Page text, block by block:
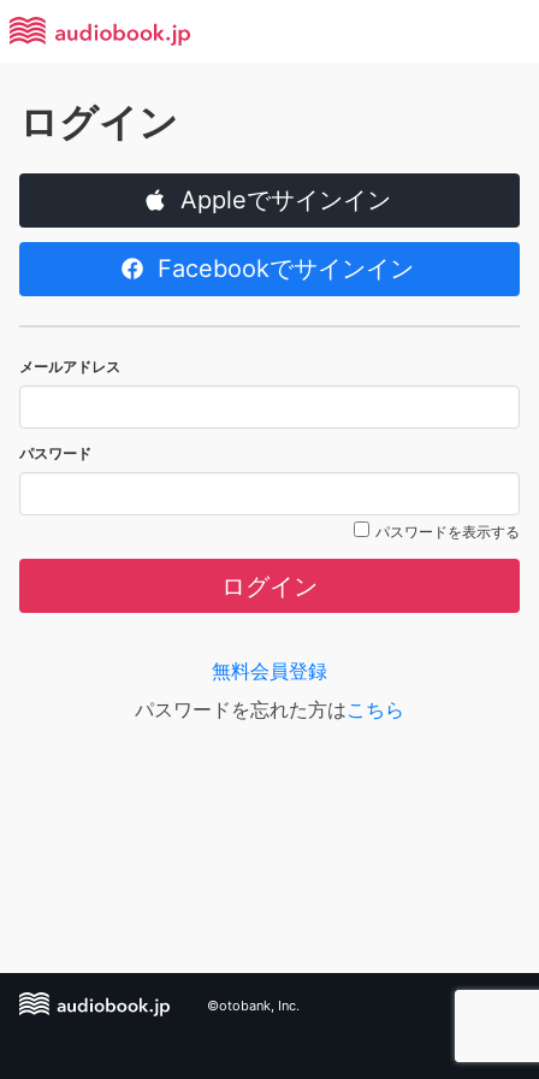
ログイン
Appleでサインイン
Facebookでサインイン
メールアドレス
パスワード
パスワードを表示する
ログイン
無料会員登録
パスワードを忘れた方はこちら
©otobank, Inc.